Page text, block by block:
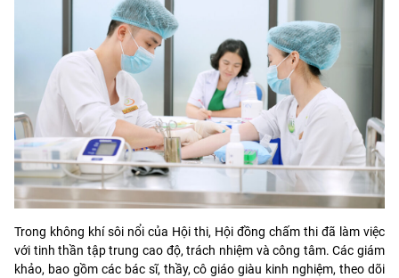
Trong không khí sôi nổi của Hội thi, Hội đồng chấm thi đã làm việc
với tinh thần tập trung cao độ, trách nhiệm và công tâm. Các giám
khảo, bao gồm các bác sĩ, thầy, cô giáo giàu kinh nghiệm, theo dõi